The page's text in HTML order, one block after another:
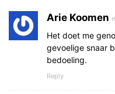
Arie Koomen
Het doet me
gevoelige snaar
bedoeling.
Reply